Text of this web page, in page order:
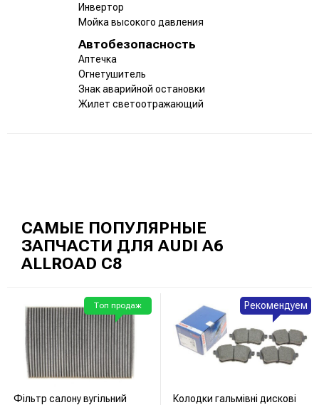
Инвертор
Мойка высокого давления
Автобезопасность
Аптечка
Огнетушитель
Знак аварийной остановки
Жилет светоотражающий
САМЫЕ ПОПУЛЯРНЫЕ
ЗАПЧАСТИ ДЛЯ AUDI A6
ALLROAD C8
Фільтр салону вугільний
Топ продаж
Колодки гальмівні дискові
Рекомендуем